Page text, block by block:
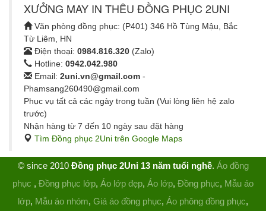
XƯỞNG MAY IN THÊU ĐỒNG PHỤC 2UNI
Văn phòng đồng phục: (P401) 346 Hồ Tùng Mậu, Bắc
Từ Liêm, HN
Điện thoại: 0984.816.320 (Zalo)
Hotline: 0942.042.980
Email: 2uni.vn@gmail.com -
Phamsang260490@gmail.com
Phục vụ tất cả các ngày trong tuần (Vui lòng liên hệ zalo
trước)
Nhận hàng từ 7 đến 10 ngày sau đặt hàng
Tìm Đồng phục 2Uni trên Google Maps
© since 2010 Đồng phục 2Uni 13 năm tuổi nghề. Áo đồng
phục , Đồng phục lớp, Áo lớp đẹp, Áo lớp, Đồng phục, Mẫu áo
lớp, Mẫu áo nhóm, Giá áo đồng phục, Áo phông đồng phục,